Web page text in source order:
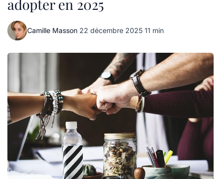
adopter en 2025
Camille Masson·22 décembre 2025·11 min